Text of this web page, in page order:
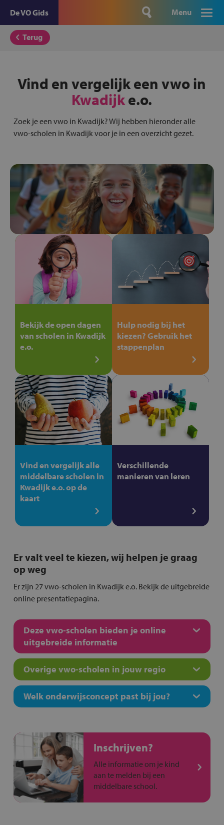
De VO Gids Menu
Terug
Vind en vergelijk een vwo in
Kwadijke.o.
Zoek je een vwo in Kwadijk? Wij hebben hieronder alle
vwo-scholen in Kwadijk voor je in een overzicht gezet.
Bekijk de open dagen
van scholen in Kwadijk
e.o.
Hulp nodig bij het
kiezen? Gebruik het
stappenplan
Vind en vergelijk alle
middelbare scholen in
Kwadijk e.o. op de
kaart
Verschillende
manieren van leren
Er valt veel te kiezen, wij helpen je graag
op weg
Er zijn 27 vwo-scholen in Kwadijk e.o. Bekijk de uitgebreide
online presentatiepagina.
Deze vwo-scholen bieden je online
uitgebreide informatie
Overige vwo-scholen in jouw regio
Welk onderwijsconcept past bij jou?
Inschrijven?
Alle informatie om je kind
aan te melden bij een
middelbare school.